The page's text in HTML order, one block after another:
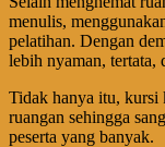
menulis,
pelatihan. Dengan
lebih nyaman, tertata,
Tidak hanya itu, kursi
ruangan sehingga
peserta yang banyak.